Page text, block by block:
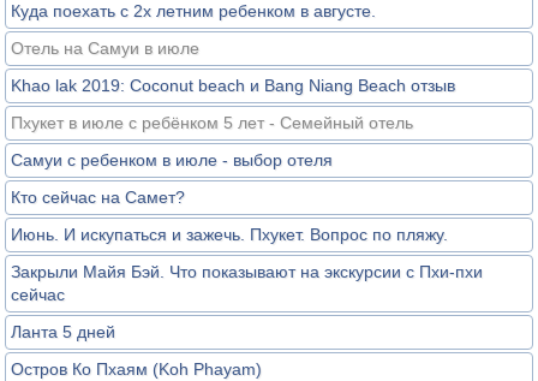
Куда поехать с 2х летним ребенком в августе.
Отель на Самуи в июле
Khao lak 2019: Coconut beach и Bang Niang Beach отзыв
Пхукет в июле с ребёнком 5 лет - Семейный отель
Самуи с ребенком в июле - выбор отеля
Кто сейчас на Самет?
Июнь. И искупаться и зажечь. Пхукет. Вопрос по пляжу.
Закрыли Майя Бэй. Что показывают на экскурсии с Пхи-пхи
сейчас
Ланта 5 дней
Остров Ко Пхаям (Koh Phayam)